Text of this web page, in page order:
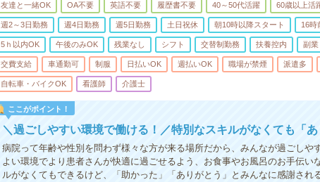
友達と一緒OK OA不要 英語不要 履歴書不要 40～50代活躍 60歳以上活
週2～3日勤務 週4日勤務 週5日勤務 土日祝休 朝10時以降スタート 16時
5ｈ以内OK 午後のみOK 残業なし シフト 交替制勤務 扶養控内 副業
交費支給 車通勤可 制服 日払いOK 週払いOK 職場が禁煙 派遣多
自転車・バイクOK 看護師 介護士
ここがポイント！
＼過ごしやすい環境で働ける！／特別なスキルがなくても「
病院って年齢や性別を問わず様々な方が来る場所だから、みんなが過ごしや
よい環境でより患者さんが快適に過ごせるよう、お食事やお風呂のお手伝い
ルがなくてもできるけど、「助かった」「ありがとう」とみんなに感謝され